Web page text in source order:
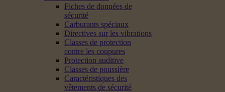
Fiches de données de
sécurité
Carburants spéciaux
Directives sur les vibrations
Classes de protection
contre les coupures
Protection auditive
Classes de poussière
Caractéristiques des
vêtements de sécurité